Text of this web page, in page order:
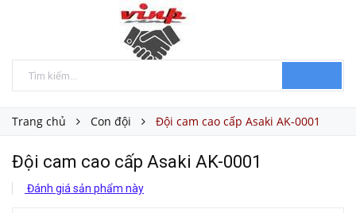
Trang chủ Con đội Đội cam cao cấp Asaki AK-0001
Đội cam cao cấp Asaki AK-0001
Đánh giá sản phẩm này